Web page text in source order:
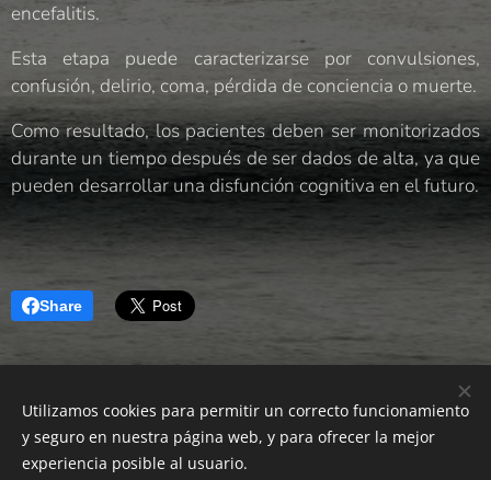
encefalitis.
Esta etapa puede caracterizarse por convulsiones,
confusión, delirio, coma, pérdida de conciencia o muerte.
Como resultado, los pacientes deben ser monitorizados
durante un tiempo después de ser dados de alta, ya que
pueden desarrollar una disfunción cognitiva en el futuro.
Share
Neurología Castellón|Developing your Brain
Cookies
Utilizamos cookies para permitir un correcto funcionamiento
y seguro en nuestra página web, y para ofrecer la mejor
experiencia posible al usuario.